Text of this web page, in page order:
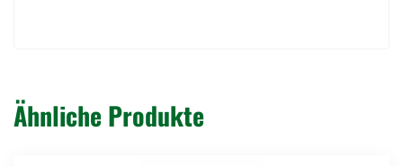
Ähnliche Produkte